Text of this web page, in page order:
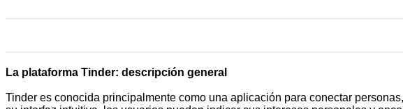
La plataforma Tinder: descripción general
Tinder es conocida principalmente como una aplicación para conectar